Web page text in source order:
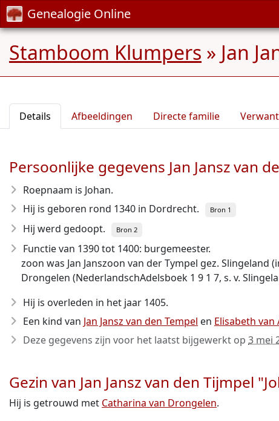
Genealogie Online
Stamboom Klumpers » Jan
Details Afbeeldingen Directe familie
Persoonlijke gegevens Jan Jansz van
Roepnaam is Johan.
Hij is geboren rond 1340 in Dordrecht. Bron 1
Hij werd gedoopt. Bron 2
Functie van 1390 tot 1400: burgemeester.
zoon was Jan Janszoon van der Tympel gez.
Drongelen (NederlandschAdelsboek 1 9 1 7, s. v.
Hij is overleden in het jaar 1405.
Een kind van Jan Jansz van den Tempel en Elisabeth van
Deze gegevens zijn voor het laatst bijgewerkt op 3 mei
Gezin van Jan Jansz van den Tijmpel
Hij is getrouwd met Catharina van Drongelen.